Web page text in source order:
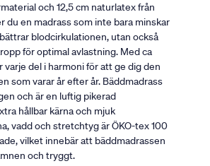
och 12,5 cm naturlatex från
du en madrass som inte bara minskar
blodcirkulationen, utan också
för optimal avlastning. Med ca
del i harmoni för att ge dig den
som varar år efter år. Bäddmadrass
och är en luftig pikerad
hållbar kärna och mjuk
vadd och stretchtyg är ÖKO-tex 100
vilket innebär att bäddmadrassen
och tryggt.